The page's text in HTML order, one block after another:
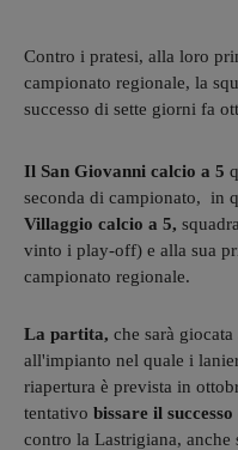
Contro i pratesi, alla loro
campionato regionale, la
successo di sette giorni fa
Il San Giovanni calcio a 5
seconda di campionato, in
Villaggio calcio a 5,
vinto i play-off) e alla sua
campionato regionale.
La partita, che sarà
all'impianto nel quale i
riapertura è prevista in
tentativo bissare il
contro la Lastrigiana, anche